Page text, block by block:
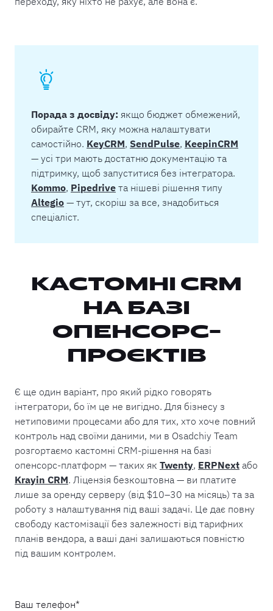
Порада з досвіду: якщо бюджет обмежений,
обирайте CRM, яку можна налаштувати
самостійно. KeyCRM, SendPulse, KeepinCRM
— усі три мають достатню документацію та
підтримку, щоб запуститися без інтегратора.
Kommo, Pipedrive та нішеві рішення типу
Altegio — тут, скоріш за все, знадобиться
спеціаліст.
КАСТОМНІ CRM
НА БАЗІ
ОПЕНСОРС-
ПРОЄКТІВ
Є ще один варіант, про який рідко говорять
інтегратори, бо їм це не вигідно. Для бізнесу з
нетиповими процесами або для тих, хто хоче повний
контроль над своїми даними, ми в Osadchiy Team
розгортаємо кастомні CRM-рішення на базі
опенсорс-платформ — таких як Twenty, ERPNext або
Krayin CRM. Ліцензія безкоштовна — ви платите
лише за оренду серверу (від $10–30 на місяць) та за
роботу з налаштування під ваші задачі. Це дає повну
свободу кастомізації без залежності від тарифних
планів вендора, а ваші дані залишаються повністю
під вашим контролем.
Ваш телефон*